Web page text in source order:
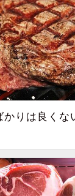
りは良くな